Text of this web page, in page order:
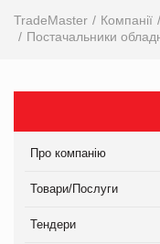
TradeMaster Компанії
Постачальники
Про компанію
Товари/Послуги
Тендери